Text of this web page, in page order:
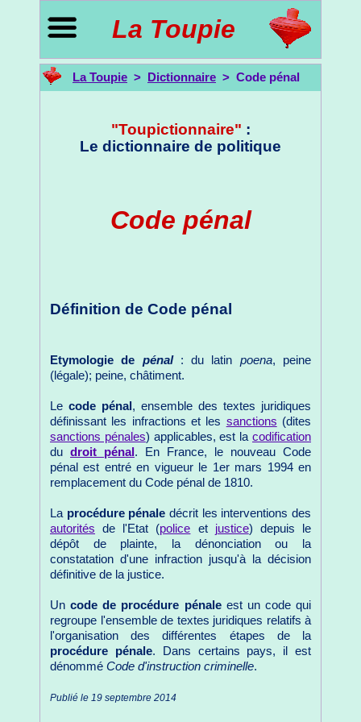
La Toupie
La Toupie > Dictionnaire > Code pénal
"Toupictionnaire" :
Le dictionnaire de politique
Code pénal
Définition de Code pénal
Etymologie de pénal: du latin poena, peine
(légale); peine, châtiment.
Le code pénal , ensemble des textes juridiques
définissant les infractions et les sanctions (dites
sanctions pénales) applicables, est lacodification
du droit pénal . En France, le nouveau Code
pénal est entré en vigueur le 1er mars 1994 en
remplacement du Code pénal de 1810.
La procédure pénale décrit les interventions des
autorités de l'Etat (police et justice) depuis le
dépôt de plainte, la dénonciation ou la
constatation d'une infraction jusqu'à la décision
définitive de la justice.
Uncode de procédure pénaleest un code qui
regroupe l'ensemble de textes juridiques relatifs à
l'organisation des différentes étapes de la
procédure pénale. Dans certains pays, il est
dénommé Code d'instruction criminelle.
Publié le 19 septembre 2014